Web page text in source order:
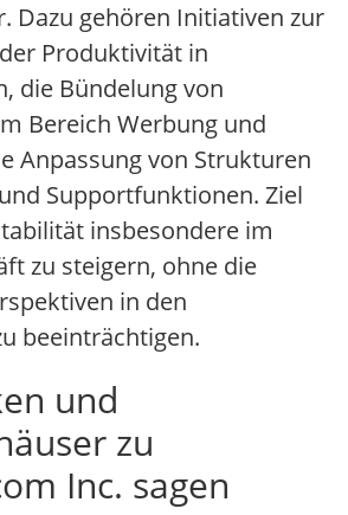
Dazu gehören Initiativen zur
Produktivität in
die Bündelung von
Bereich Werbung und
Anpassung von Strukturen
Supportfunktionen. Ziel
insbesondere im
zu steigern, ohne die
in den
beeinträchtigen.
und
zu
Inc. sagen